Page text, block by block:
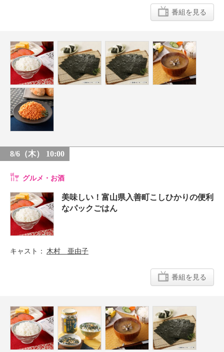
番組を見る
8/6（木） 10:00
グルメ・お酒
美味しい！富山県入善町こしひかりの便利
なパックごはん
キャスト 木村 亜由子
番組を見る